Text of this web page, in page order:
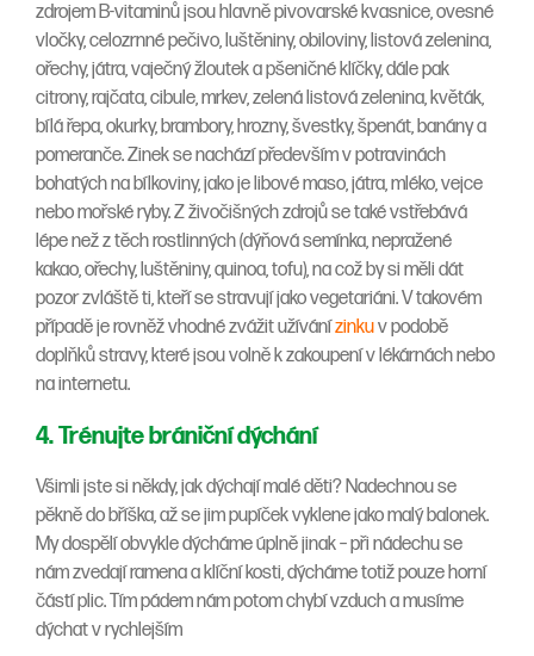
zdrojem B-vitaminů jsou hlavně pivovarské kvasnice, ovesné
vločky, celozrnné pečivo, luštěniny, obiloviny, listová zelenina,
ořechy, játra, vaječný žloutek a pšeničné klíčky, dále pak
citrony, rajčata, cibule, mrkev, zelená listová zelenina, květák,
bílá řepa, okurky, brambory, hrozny, švestky, špenát, banány a
pomeranče. Zinek se nachází především v potravinách
bohatých na bílkoviny, jako je libové maso, játra, mléko, vejce
nebo mořské ryby. Z živočišných zdrojů se také vstřebává
lépe než z těch rostlinných (dýňová semínka, nepražené
kakao, ořechy, luštěniny, quinoa, tofu), na což by si měli dát
pozor zvláště ti, kteří se stravují jako vegetariáni. V takovém
případě je rovněž vhodné zvážit užívánízinkuv podobě
doplňků stravy, které jsou volně k zakoupení v lékárnách nebo
na internetu.
4. Trénujte brániční dýchání
Všimli jste si někdy, jak dýchají malé děti? Nadechnou se
pěkně do bříška, až se jim pupíček vyklene jako malý balonek.
My dospělí obvykle dýcháme úplně jinak – při nádechu se
nám zvedají ramena a klíční kosti, dýcháme totiž pouze horní
částí plic. Tím pádem nám potom chybí vzduch a musíme
dýchat v rychlejším